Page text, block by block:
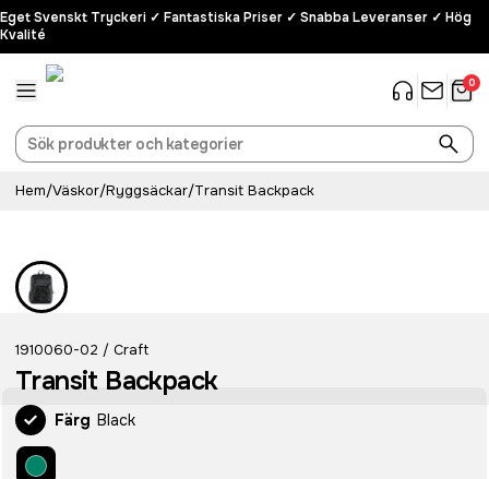
Eget Svenskt Tryckeri ✓ Fantastiska Priser ✓ Snabba Leveranser ✓ Hög
Kvalité
0
Hem/Väskor/Ryggsäckar/Transit Backpack
1910060-02 / Craft
Transit Backpack
Färg Black